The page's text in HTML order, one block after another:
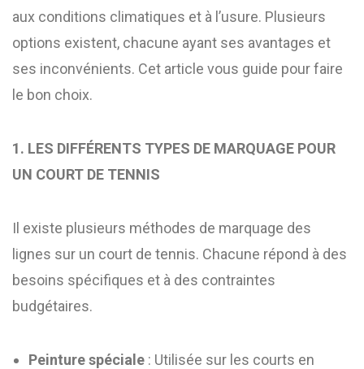
aux conditions climatiques et à l’usure. Plusieurs
options existent, chacune ayant ses avantages et
ses inconvénients. Cet article vous guide pour faire
le bon choix.
1. LES DIFFÉRENTS TYPES DE MARQUAGE POUR
UN COURT DE TENNIS
Il existe plusieurs méthodes de marquage des
lignes sur un court de tennis. Chacune répond à des
besoins spécifiques et à des contraintes
budgétaires.
Peinture spéciale : Utilisée sur les courts en